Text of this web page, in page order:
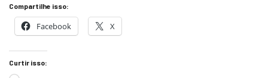
Compartilhe isso:
Facebook X
Curtir isso: